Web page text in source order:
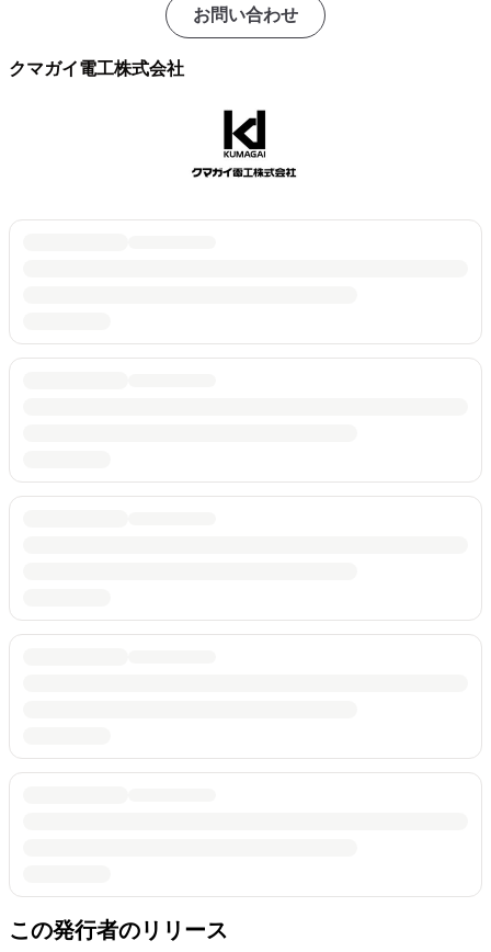
お問い合わせ
クマガイ電工株式会社
この発行者のリリース